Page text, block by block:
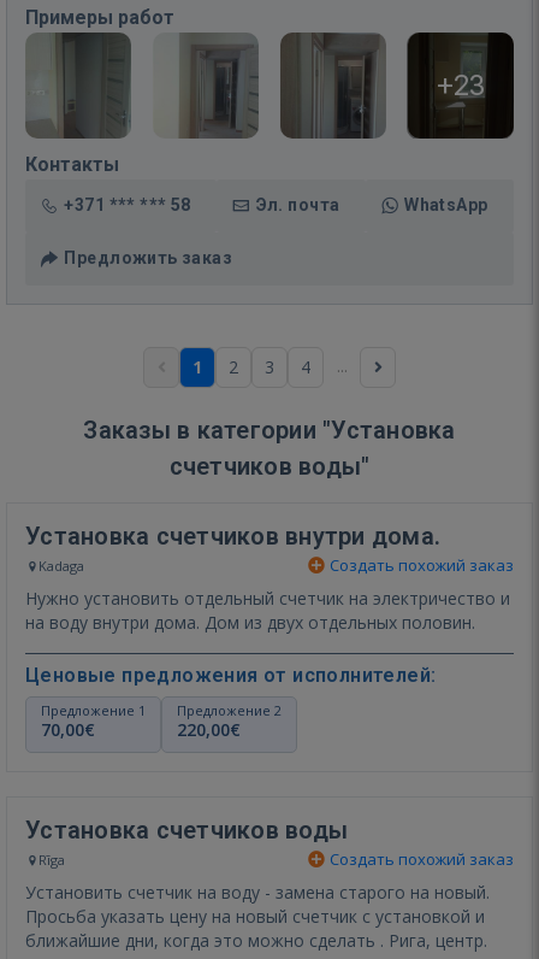
Примеры работ
+23
Контакты
+371 *** *** 58 Эл. почта WhatsApp
Предложить заказ
1 2 3 4 ...
Заказы в категории "Установка
счетчиков воды"
Установка счетчиков внутри дома.
Kadaga Создать похожий заказ
Нужно установить отдельный счетчик на электричество и
на воду внутри дома. Дом из двух отдельных половин.
Ценовые предложения от исполнителей:
Предложение 1
70,00€
Предложение 2
220,00€
Установка счетчиков воды
Rīga Создать похожий заказ
Установить счетчик на воду - замена старого на новый.
Просьба указать цену на новый счетчик с установкой и
ближайшие дни, когда это можно сделать . Рига, центр.